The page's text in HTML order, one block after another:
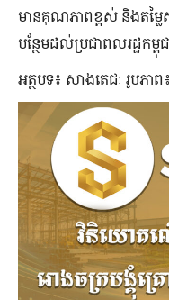
មាន​គុណភាព​ខ្ពស់​ និង​តម្ល
បន្ថែមដល់ប្រជាពលរដ្ឋ​កម្
អត្ថបទ៖ សាងតេជៈ រូបភា